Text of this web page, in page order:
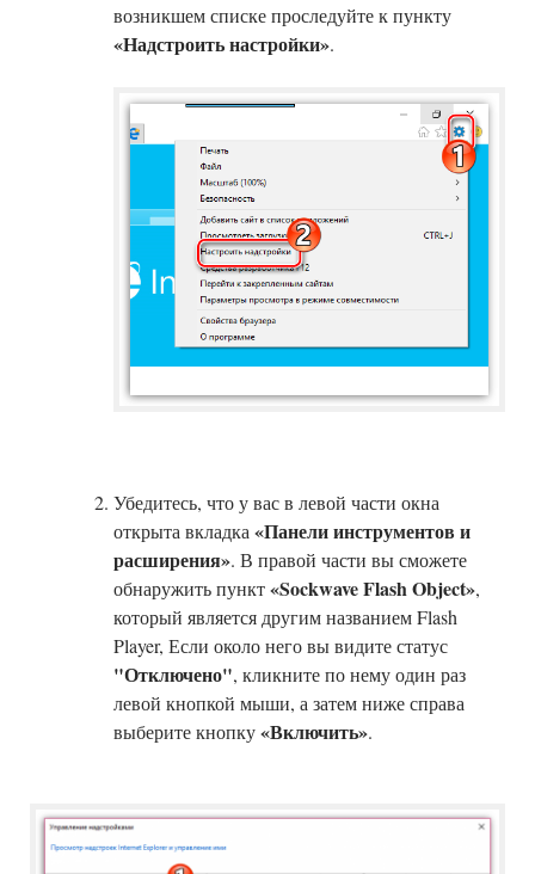
возникшем списке проследуйте к пункту
«Надстроить настройки».
Убедитесь, что у вас в левой части окна
открыта вкладка «Панели инструментов и
расширения». В правой части вы сможете
обнаружить пункт«Sockwave Flash Object»,
который является другим названием Flash
Player, Если около него вы видите статус
"Отключено", кликните по нему один раз
левой кнопкой мыши, а затем ниже справа
выберите кнопку«Включить».